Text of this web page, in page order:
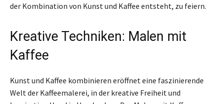
der Kombination von Kunst und Kaffee entsteht, zu feiern.
Kreative Techniken: Malen mit
Kaffee
Kunst und Kaffee kombinieren eröffnet eine faszinierende
Welt der Kaffeemalerei, in der kreative Freiheit und